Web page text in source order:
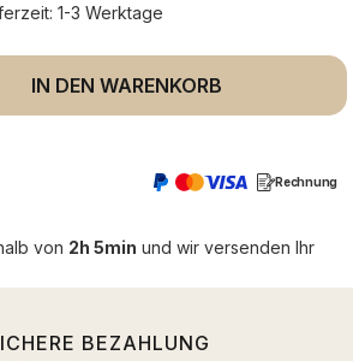
1-3 Werktage
Gib den gewünschten
IN DEN WARENKORB
Rechnung
von 2h 5min und wir versenden Ihr
BEZAHLUNG